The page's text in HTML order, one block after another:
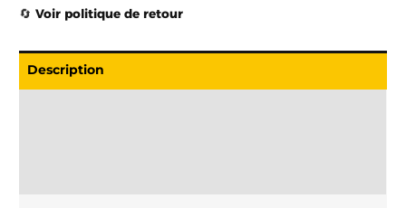
🔄 Voir politique de retour
Description